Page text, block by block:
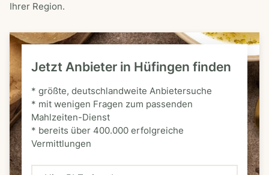
Ihrer Region.
Jetzt Anbieter in Hüfingen finden
* größte, deutschlandweite Anbietersuche
* mit wenigen Fragen zum passenden
Mahlzeiten-Dienst
* bereits über 400.000 erfolgreiche
Vermittlungen